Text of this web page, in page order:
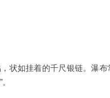
状如挂着的千尺银链。瀑布